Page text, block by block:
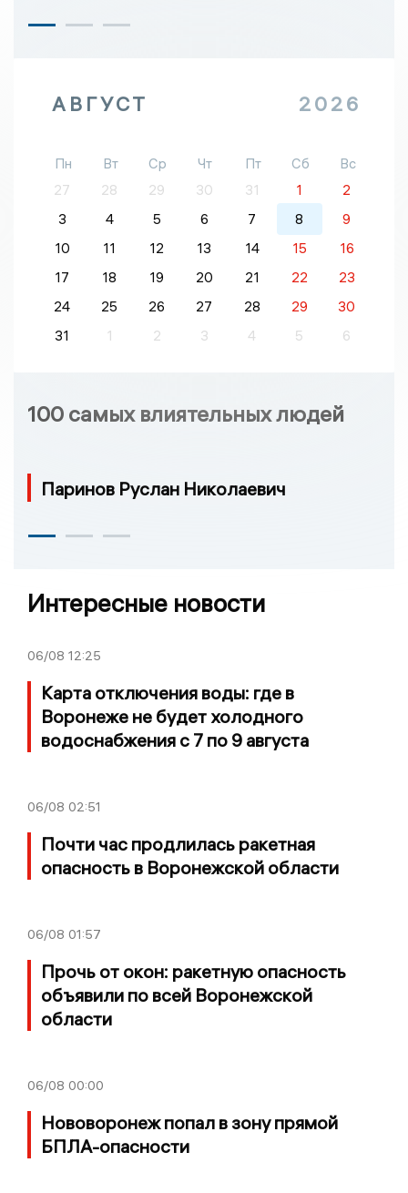
АВГУСТ 2026
Пн Вт Ср Чт Пт Сб
Вс
27
28 29 30 31 1
2
3
4 5 6 7 8
9
10
11 12 13 14 15
16
17
18 19 20 21 22
23
24
25 26 27 28 29
30
31
1 2 3 4 5 6
100 самых влиятельных людей
Паринов Руслан Николаевич
Интересные новости
06/08 12:25
Карта отключения воды: где в
Воронеже не будет холодного
водоснабжения с 7 по 9 августа
06/08 02:51
Почти час продлилась ракетная
опасность в Воронежской области
06/08 01:57
Прочь от окон: ракетную опасность
объявили по всей Воронежской
области
06/08 00:00
Нововоронеж попал в зону прямой
БПЛА-опасности